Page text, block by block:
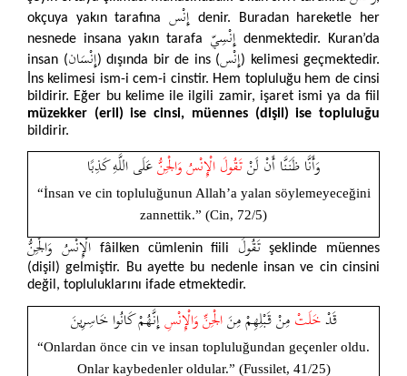
okçuya yakın tarafına إِنْس denir.
Buradan hareketle her
nesnede insana yakın tarafa
إِنْسِيّdenmektedir. Kuran’da
insan (إِنْسَان) dışında bir de ins (إِنْس) kelimesi geçmektedir.
İns kelimesi ism-i cem-i cinstir. Hem topluluğu hem de cinsi
bildirir. Eğer bu kelime ile ilgili zamir, işaret ismi ya da fiil
müzekker (eril) ise cinsi, müennes (dişil) ise topluluğu
bildirir.
وَأَنَّا ظَنَنَّا أَنْ لَنْتَقُولَ الْإِنْسُ وَالْجِنُّعَلَى اللَّهِ كَذِبًا
“İnsan ve cin topluluğunun Allah’a yalan söylemeyeceğini
zannettik.” (Cin, 72/5)
الْإِنْسُ وَالْجِنُّfâilken cümlenin fiili تَقُولَ şeklinde müennes
(dişil) gelmiştir. Bu ayette bu nedenle insan ve cin cinsini
değil, topluluklarını ifade etmektedir.
قَدْخَلَتْمِنْ قَبْلِهِمْ مِنَالْجِنِّ وَالْإِنْسِإِنَّـهُمْ كَانُوا خَاسِرِينَ
“Onlardan önce cin ve insan topluluğundan geçenler oldu.
Onlar kaybedenler oldular.” (Fussilet, 41/25)